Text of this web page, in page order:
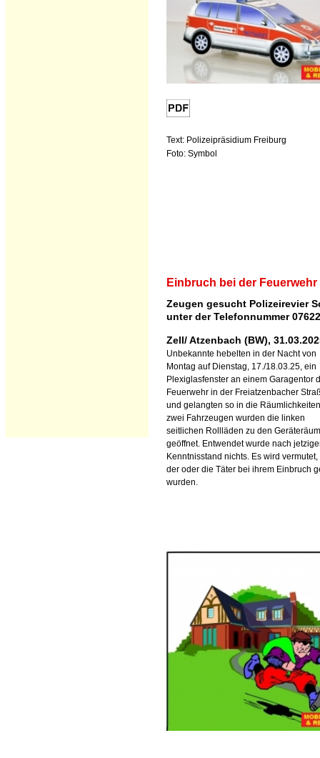
Text: Polizeipräsidium Freiburg
Foto: Symbol
Einbruch bei der Feuerwehr
Zeugen gesucht Polizeirevier
unter der Telefonnummer
Zell/ Atzenbach (BW),
Unbekannte hebelten in der Nacht von
Montag auf Dienstag, 17./18.03.25, ein
Plexiglasfenster an einem Garagentor
Feuerwehr in der Freiatzenbacher
und gelangten so in die
zwei Fahrzeugen wurden die linken
seitlichen Rollläden zu den
geöffnet. Entwendet wurde nach
Kenntnisstand nichts. Es wird vermutet,
der oder die Täter bei ihrem Einbruch
wurden.